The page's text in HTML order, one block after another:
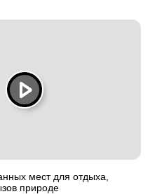
мест для отдыха,
природе